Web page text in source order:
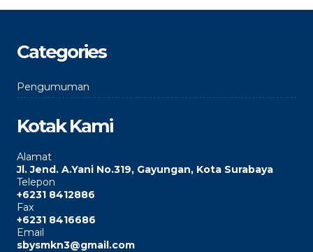
Categories
Pengumuman
Kotak Kami
Alamat
Jl. Jend. A.Yani No.319, Gayungan, Kota Surabaya
Telepon
+6231 8412886
Fax
+6231 8416686
Email
sbysmkn3@gmail.com